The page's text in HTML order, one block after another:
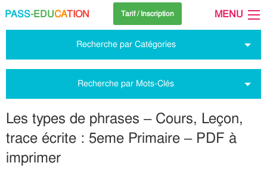
PASS-EDUCATION Tarif / Inscription MENU
Recherche par Catégories
Recherche par Mots-Clés
Les types de phrases – Cours, Leçon,
trace écrite : 5eme Primaire – PDF à
imprimer